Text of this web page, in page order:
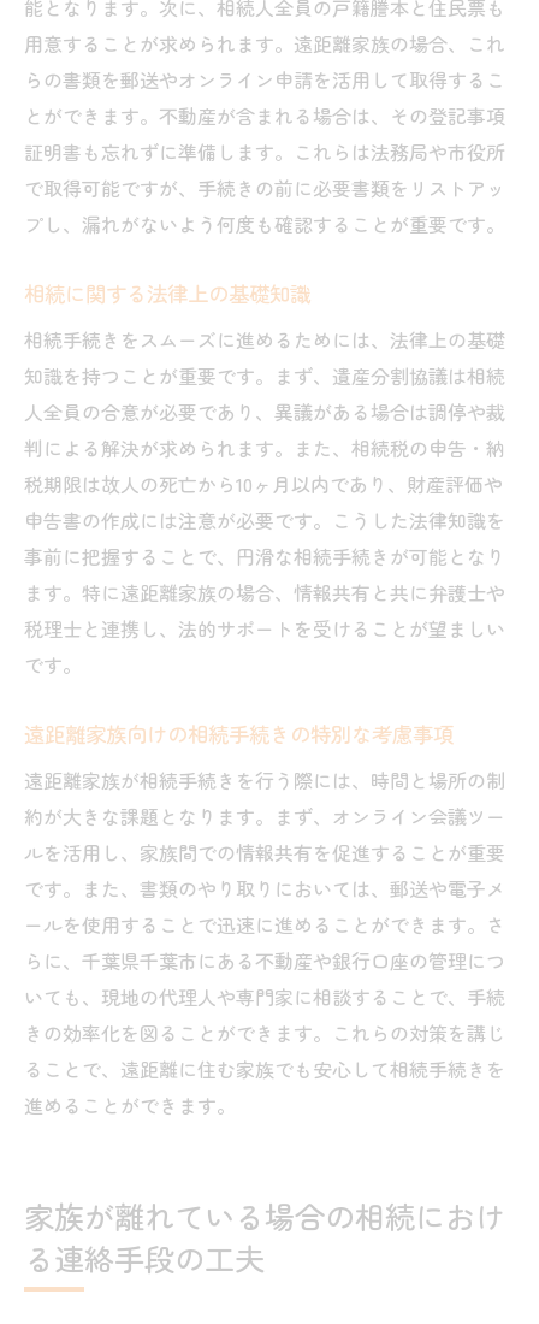
地域特有の相続登記手続きの流れ
市役所や法務局での手続き上の注意点
千葉市での相続手続きを円滑に進めるポイ
ント
家族間のコミュニケーションを円滑にする方法
家族会議の効率的な進め方
法
相続に関する家族ルールの作成方法
誤解を避けるための透明性のある情報共有
コミュニケーションを深めるためのファシ
リテーション技術
相続手続きにおける家族間の役割分担
安心して相続手続きを進めるための専門家への
相談
信頼できる相続専門家の選び方
専門家との契約前に確認すべきポイント
様々な専門家の役割とその違い
遠距離家族が専門家と連携するための手法
相談前に準備しておくべき情報と書類
能となります。次に、相続人全員の戸籍謄本と住民票も
用意することが求められます。遠距離家族の場合、これ
らの書類を郵送やオンライン申請を活用して取得するこ
とができます。不動産が含まれる場合は、その登記事項
証明書も忘れずに準備します。これらは法務局や市役所
で取得可能ですが、手続きの前に必要書類をリストアッ
プし、漏れがないよう何度も確認することが重要です。
相続に関する法律上の基礎知識
相続手続きをスムーズに進めるためには、法律上の基礎
知識を持つことが重要です。まず、遺産分割協議は相続
人全員の合意が必要であり、異議がある場合は調停や裁
判による解決が求められます。また、相続税の申告・納
税期限は故人の死亡から10ヶ月以内であり、財産評価や
申告書の作成には注意が必要です。こうした法律知識を
事前に把握することで、円滑な相続手続きが可能となり
ます。特に遠距離家族の場合、情報共有と共に弁護士や
税理士と連携し、法的サポートを受けることが望ましい
です。
遠距離家族向けの相続手続きの特別な考慮事項
遠距離家族が相続手続きを行う際には、時間と場所の制
約が大きな課題となります。まず、オンライン会議ツー
ルを活用し、家族間での情報共有を促進することが重要
です。また、書類のやり取りにおいては、郵送や電子メ
ールを使用することで迅速に進めることができます。さ
らに、千葉県千葉市にある不動産や銀行口座の管理につ
いても、現地の代理人や専門家に相談することで、手続
きの効率化を図ることができます。これらの対策を講じ
ることで、遠距離に住む家族でも安心して相続手続きを
進めることができます。
家族が離れている場合の相続におけ
る連絡手段の工夫